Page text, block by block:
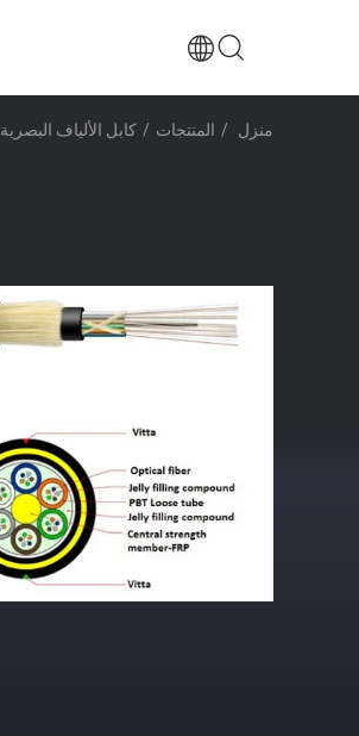
منزل / المنتجات / كابل الألياف البصرية ADSS